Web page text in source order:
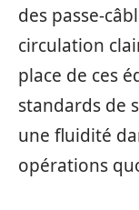
des passe-
circulation
place de ces
standards de
une fluidité
opérations